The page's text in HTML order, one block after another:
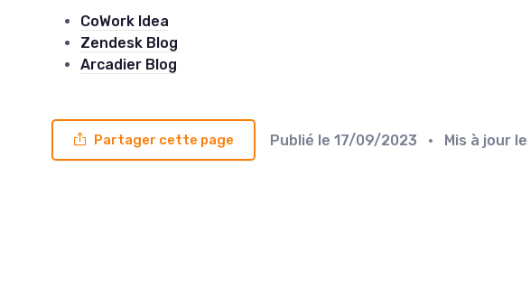
CoWork Idea
Zendesk Blog
Arcadier Blog
Partager cette page Publié le 17/09/2023 • Mis à jour le